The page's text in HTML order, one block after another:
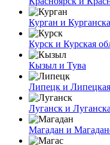
Курган и
Курск и Курская
Кызыл и Тува
Липецк и Липецкая
Луганск и
Магадан и